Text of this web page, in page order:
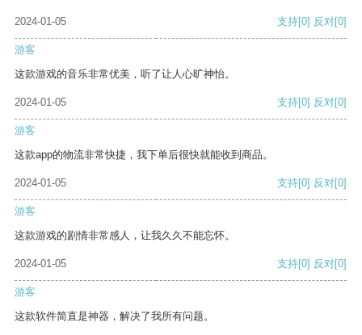
2024-01-05 支持[0] 反对[0]
游客
这款游戏的音乐非常优美，听了让人心旷神怡。
2024-01-05 支持[0] 反对[0]
游客
这款app的物流非常快捷，我下单后很快就能收到商品。
2024-01-05 支持[0] 反对[0]
游客
这款游戏的剧情非常感人，让我久久不能忘怀。
2024-01-05 支持[0] 反对[0]
游客
这款软件简直是神器，解决了我所有问题。